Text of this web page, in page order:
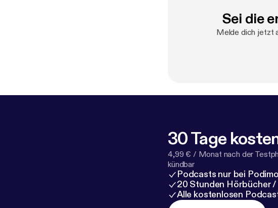
Sei die
Melde dich jetzt
30 Tage
4,99 € / Monat nach der
kündbar
Podcasts nur bei Podimo
20 Stunden Hörbücher
Alle kostenlosen